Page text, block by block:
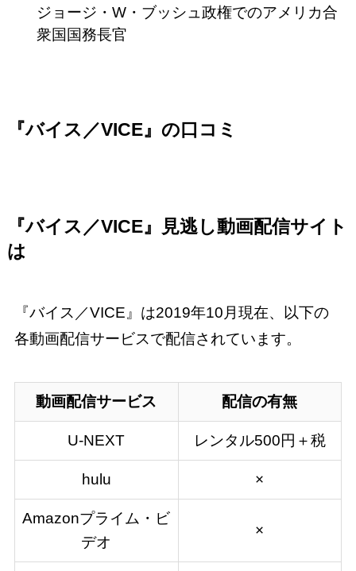
ジョージ・W・ブッシュ政権でのアメリカ合
衆国国務長官
『バイス／VICE』の口コミ
『バイス／VICE』見逃し動画配信サイト
は
『バイス／VICE』は2019年10月現在、以下の
各動画配信サービスで配信されています。
動画配信サービス 配信の有無
U-NEXT レンタル500円＋税
hulu ×
Amazonプライム・ビ
デオ
×